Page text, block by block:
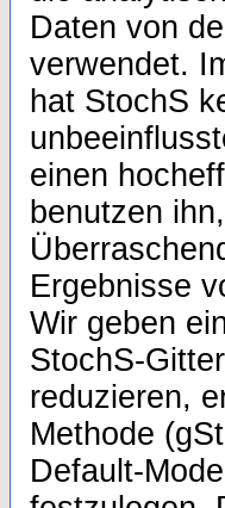
Daten von
verwendet.
hat StochS
einen
benutzen
Ergebnisse
Wir geben
StochS-
reduzieren,
Methode
Default-